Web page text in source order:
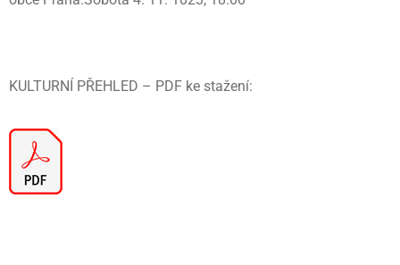
KULTURNÍ PŘEHLED – PDF ke stažení: